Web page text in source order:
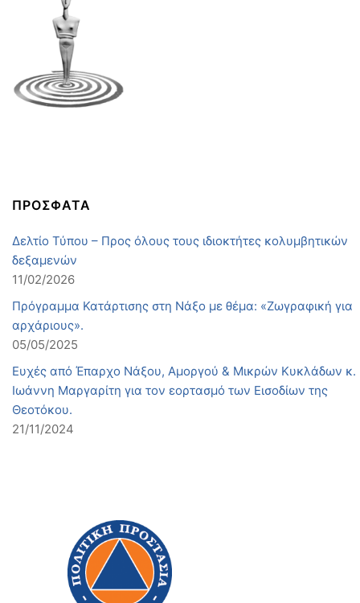
ΠΡΟΣΦΑΤΑ
Δελτίο Τύπου – Προς όλους τους ιδιοκτήτες κολυμβητικών
δεξαμενών
11/02/2026
Πρόγραμμα Κατάρτισης στη Νάξο με θέμα: «Ζωγραφική για
αρχάριους».
05/05/2025
Ευχές από Έπαρχο Νάξου, Αμοργού & Μικρών Κυκλάδων κ.
Ιωάννη Μαργαρίτη για τον εορτασμό των Εισοδίων της
Θεοτόκου.
21/11/2024